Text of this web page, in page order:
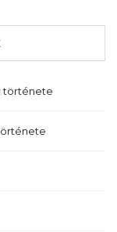
története